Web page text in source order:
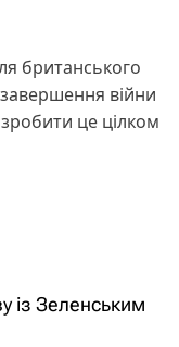
британського
війни
це цілком
із Зеленським